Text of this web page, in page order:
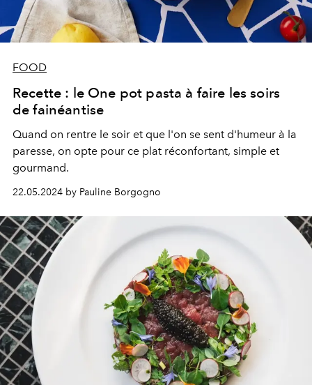
FOOD
Recette : le One pot pasta à faire les soirs
de fainéantise
Quand on rentre le soir et que l'on se sent d'humeur à la
paresse, on opte pour ce plat réconfortant, simple et
gourmand.
22.05.2024 by Pauline Borgogno